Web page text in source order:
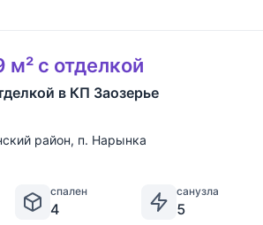
с отделкой
в КП Заозерье
район, п. Нарынка
спален
4
санузла
5